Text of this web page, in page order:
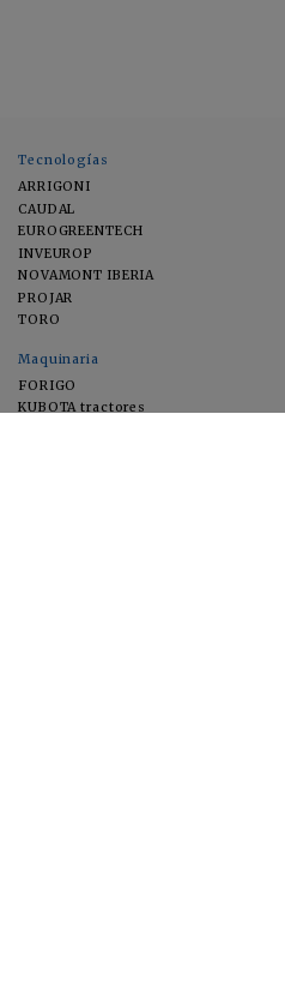
Tecnologías
ARRIGONI
CAUDAL
EUROGREENTECH
INVEUROP
NOVAMONT IBERIA
PROJAR
TORO
Maquinaria
FORIGO
KUBOTA tractores